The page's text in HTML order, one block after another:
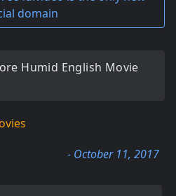
domain
Humid English Movie
- October 11, 2017